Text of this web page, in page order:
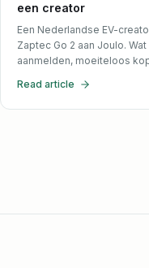
een creator
Een Nederlandse EV-
Zaptec Go 2 aan Joulo.
aanmelden, moeiteloos
Read article